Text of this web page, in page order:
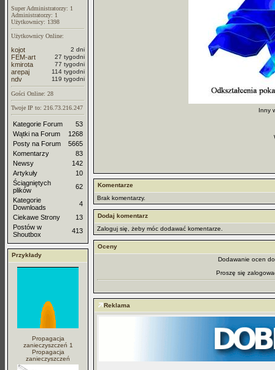
Super Administratorzy: 1
Administratorzy: 1
Użytkownicy: 1398
Użytkownicy Online:
kojot 2 dni
FEM-art 27 tygodni
kmirota 77 tygodni
arepaj 114 tygodni
ndv 119 tygodni
Gości Online: 28
Twoje IP to: 216.73.216.247
Kategorie Forum
53
Wątki na Forum
1268
Posty na Forum
5665
Komentarzy
83
Newsy
142
Artykuły
10
Ściągniętych
plików
62
Kategorie
Downloads
4
Ciekawe Strony
13
Postów w
Shoutbox
413
Przykłady
Propagacja
zanieczyszczeń 1
Propagacja
zanieczyszczeń
Inny
Komentarze
Brak komentarzy.
Dodaj komentarz
Zaloguj się, żeby móc dodawać komentarze.
Oceny
Dodawanie ocen
Proszę się
Reklama